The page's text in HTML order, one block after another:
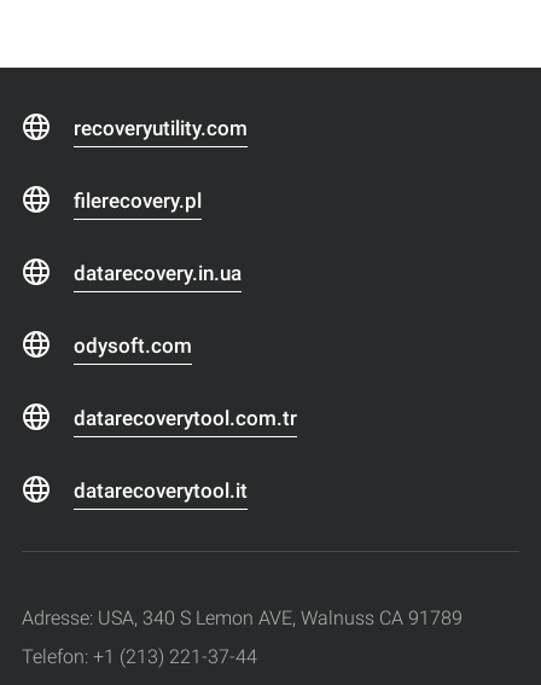
recoveryutility.com
filerecovery.pl
datarecovery.in.ua
odysoft.com
datarecoverytool.com.tr
datarecoverytool.it
Adresse: USA, 340 S Lemon AVE, Walnuss CA 91789
Telefon: +1 (213) 221-37-44